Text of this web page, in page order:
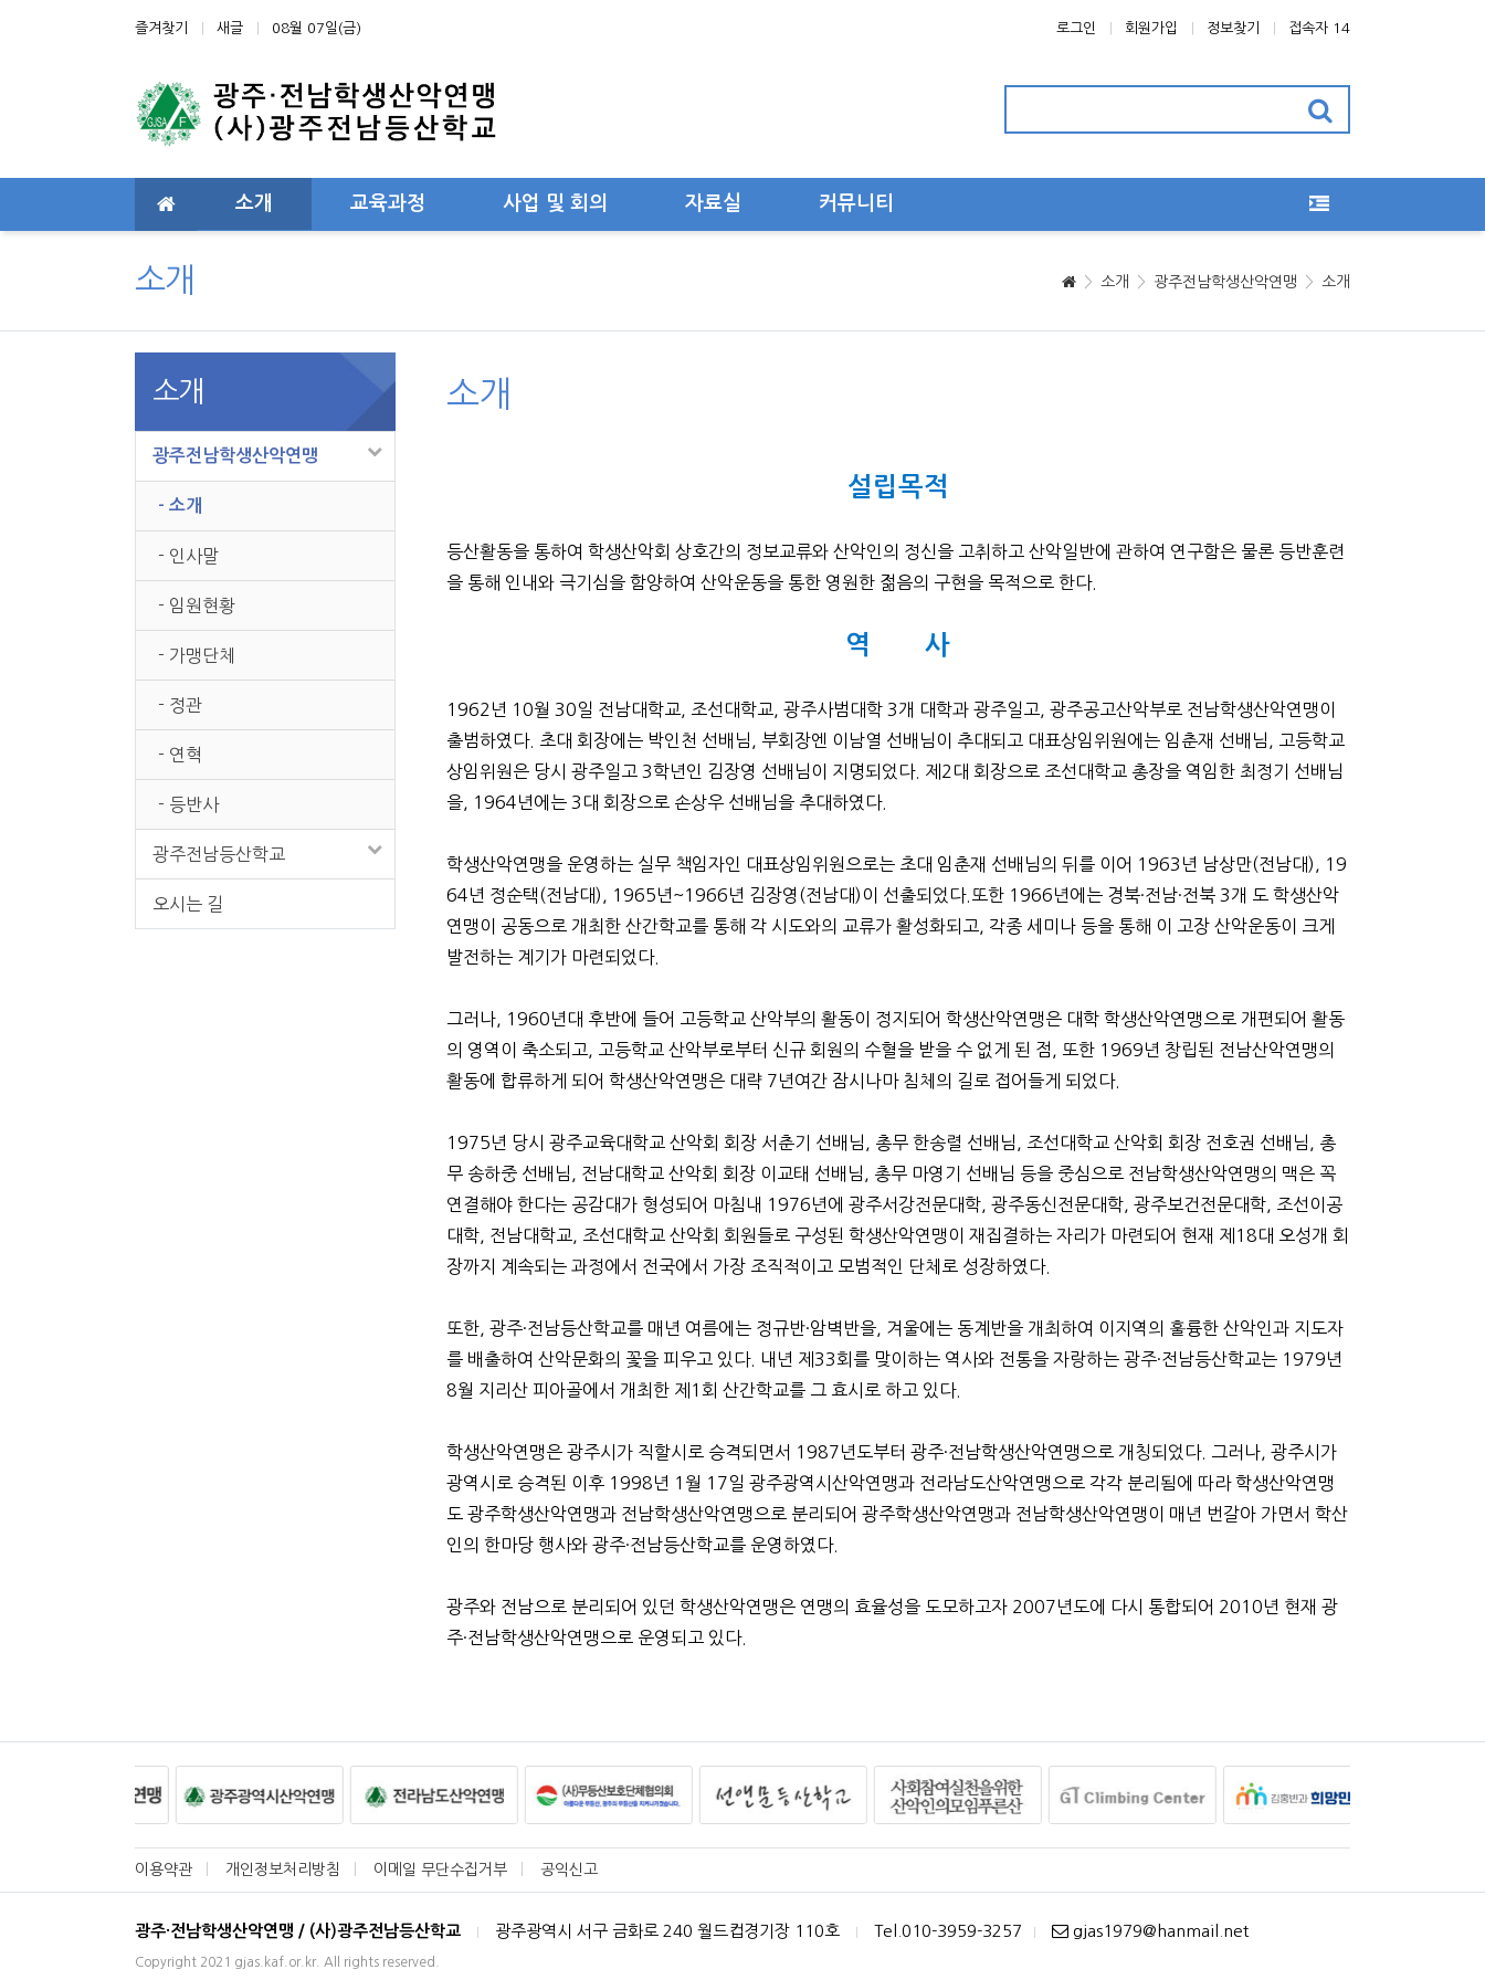
즐겨찾기 새글 08월 07일(금) 로그인 회원가입 정보찾기 접속자 14
소개 교육과정 사업 및 회의 자료실 커뮤니티
소개 소개 광주전남학생산악연맹 소개
소개
설립목적
등산활동을 통하여 학생산악회 상호간의 정보교류와 산악인의 정신을 고취하고 산악일반에 관하여 연구함은 물론 등반훈련
을 통해 인내와 극기심을 함양하여 산악운동을 통한 영원한 젊음의 구현을 목적으로 한다.
역 사
1962년 10월 30일 전남대학교, 조선대학교, 광주사범대학 3개 대학과 광주일고, 광주공고산악부로 전남학생산악연맹이
출범하였다. 초대 회장에는 박인천 선배님, 부회장엔 이남열 선배님이 추대되고 대표상임위원에는 임춘재 선배님, 고등학교
상임위원은 당시 광주일고 3학년인 김장영 선배님이 지명되었다. 제2대 회장으로 조선대학교 총장을 역임한 최정기 선배님
을, 1964년에는 3대 회장으로 손상우 선배님을 추대하였다.
학생산악연맹을 운영하는 실무 책임자인 대표상임위원으로는 초대 임춘재 선배님의 뒤를 이어 1963년 남상만(전남대), 19
64년 정순택(전남대), 1965년~1966년 김장영(전남대)이 선출되었다.또한 1966년에는 경북·전남·전북 3개 도 학생산악
연맹이 공동으로 개최한 산간학교를 통해 각 시도와의 교류가 활성화되고, 각종 세미나 등을 통해 이 고장 산악운동이 크게
발전하는 계기가 마련되었다.
그러나, 1960년대 후반에 들어 고등학교 산악부의 활동이 정지되어 학생산악연맹은 대학 학생산악연맹으로 개편되어 활동
의 영역이 축소되고, 고등학교 산악부로부터 신규 회원의 수혈을 받을 수 없게 된 점, 또한 1969년 창립된 전남산악연맹의
활동에 합류하게 되어 학생산악연맹은 대략 7년여간 잠시나마 침체의 길로 접어들게 되었다.
1975년 당시 광주교육대학교 산악회 회장 서춘기 선배님, 총무 한송렬 선배님, 조선대학교 산악회 회장 전호권 선배님, 총
무 송하중 선배님, 전남대학교 산악회 회장 이교태 선배님, 총무 마영기 선배님 등을 중심으로 전남학생산악연맹의 맥은 꼭
연결해야 한다는 공감대가 형성되어 마침내 1976년에 광주서강전문대학, 광주동신전문대학, 광주보건전문대학, 조선이공
대학, 전남대학교, 조선대학교 산악회 회원들로 구성된 학생산악연맹이 재집결하는 자리가 마련되어 현재 제18대 오성개 회
장까지 계속되는 과정에서 전국에서 가장 조직적이고 모범적인 단체로 성장하였다.
또한, 광주·전남등산학교를 매년 여름에는 정규반·암벽반을, 겨울에는 동계반을 개최하여 이지역의 훌륭한 산악인과 지도자
를 배출하여 산악문화의 꽃을 피우고 있다. 내년 제33회를 맞이하는 역사와 전통을 자랑하는 광주·전남등산학교는 1979년
8월 지리산 피아골에서 개최한 제1회 산간학교를 그 효시로 하고 있다.
학생산악연맹은 광주시가 직할시로 승격되면서 1987년도부터 광주·전남학생산악연맹으로 개칭되었다. 그러나, 광주시가
광역시로 승격된 이후 1998년 1월 17일 광주광역시산악연맹과 전라남도산악연맹으로 각각 분리됨에 따라 학생산악연맹
도 광주학생산악연맹과 전남학생산악연맹으로 분리되어 광주학생산악연맹과 전남학생산악연맹이 매년 번갈아 가면서 학산
인의 한마당 행사와 광주·전남등산학교를 운영하였다.
광주와 전남으로 분리되어 있던 학생산악연맹은 연맹의 효율성을 도모하고자 2007년도에 다시 통합되어 2010년 현재 광
주·전남학생산악연맹으로 운영되고 있다.
소개
광주전남학생산악연맹
- 소개
- 인사말
- 임원현황
- 가맹단체
- 정관
- 연혁
- 등반사
광주전남등산학교
오시는 길
이용약관 개인정보처리방침 이메일 무단수집거부 공익신고
광주·전남학생산악연맹 / (사)광주전남등산학교 광주광역시 서구 금화로 240 월드컵경기장 110호 Tel.010-3959-3257 gjas1979@hanmail.net
Copyright 2021 gjas.kaf.or.kr. All rights reserved.